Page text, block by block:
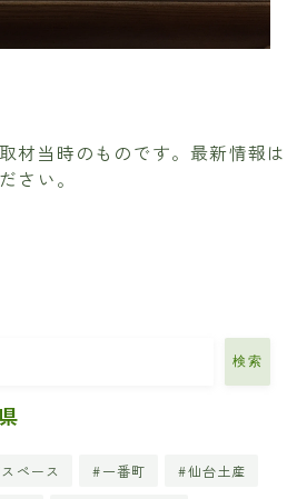
材当時のものです。最新情報は
さい。
検索
ペース 一番町 仙台土産